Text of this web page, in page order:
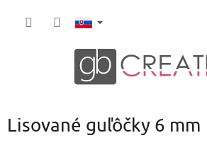
Lisované guľôčky 6 mm